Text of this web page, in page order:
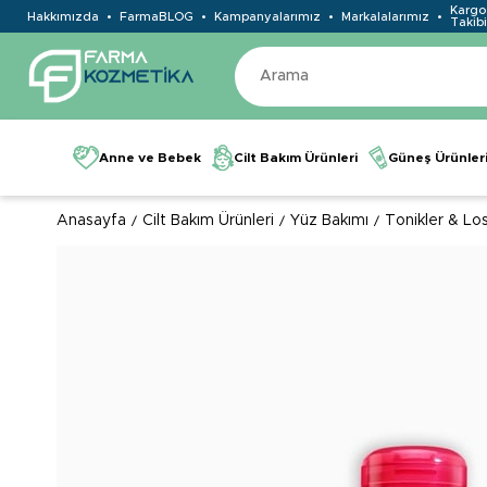
Hakkımızda FarmaBLOG Kampanyalarımız Markalalarımız
Kargo
Takibi
Anne ve Bebek Cilt Bakım Ürünleri Güneş
Anasayfa Cilt Bakım Ürünleri Yüz Bakımı Tonikler &